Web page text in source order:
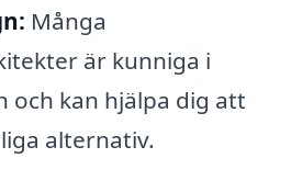
Många
är kunniga i
och kan hjälpa dig att
alternativ.